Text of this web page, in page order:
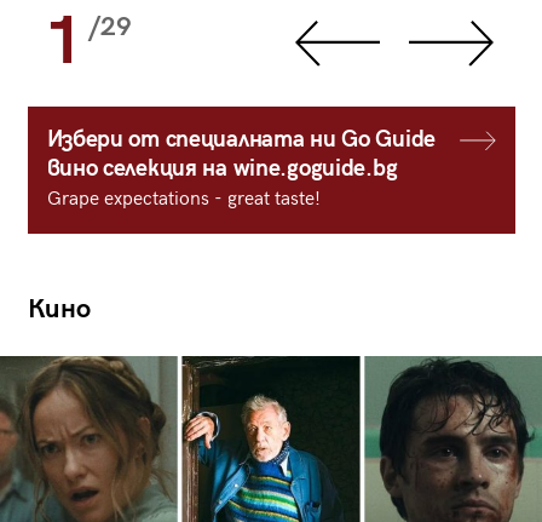
1 /29
Избери от специалната ни Go Guide
вино селекция на wine.goguide.bg
Grape expectations - great taste!
Кино